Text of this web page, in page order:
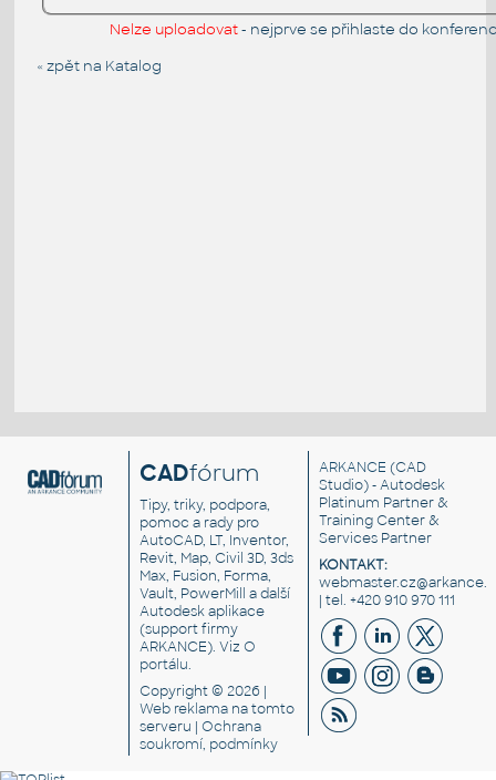
Nelze uploadovat- nejprve se přihlaste do
« zpět na Katalog
CADfórum
Tipy, triky, podpora,
pomoc a rady pro
AutoCAD, LT, Inventor,
Revit, Map, Civil 3D, 3ds
Max, Fusion, Forma,
Vault, PowerMill a další
Autodesk aplikace
(support firmy
ARKANCE). VizO
portálu.
Copyright © 2026 |
Web reklama na tomto
serveru |Ochrana
soukromí, podmínky
ARKANCE (CAD
Studio) - Autodesk
Platinum Partner &
Training Center &
Services Partner
KONTAKT:
| tel. +420 910 970 111